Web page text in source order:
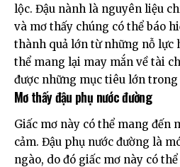
lộc. Đậu nành là nguyên liệu
và mơ thấy chúng có thể báo
thành quả lớn từ những nỗ lực
thể mang lại may mắn về tài
được những mục tiêu lớn trong
Mơ thấy đậu phụ nước đường
Giấc mơ này có thể mang đến
cảm. Đậu phụ nước đường là
ngào, do đó giấc mơ này có